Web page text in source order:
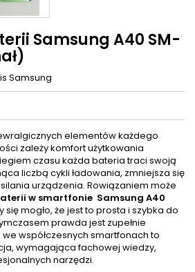
Samsung A40 SM-
Samsung
elementów każdego
zależy komfort użytkowania
czasu każda bateria traci swoją
liczbą cykli ładowania, zmniejsza się
urządzenia. Rowiązaniem może
w smartfonie Samsung A40
się mogło, że jest to prosta i szybka do
prawda jest zupełnie
we współczesnych smartfonach to
wymagająca fachowej wiedzy,
narzędzi.